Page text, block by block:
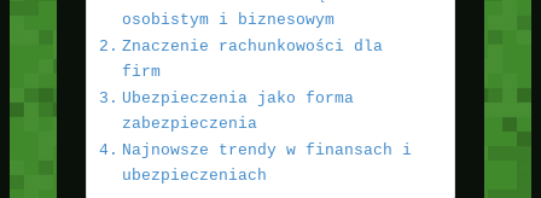
osobistym i biznesowym
Znaczenie rachunkowości dla
firm
Ubezpieczenia jako forma
zabezpieczenia
Najnowsze trendy w finansach i
ubezpieczeniach